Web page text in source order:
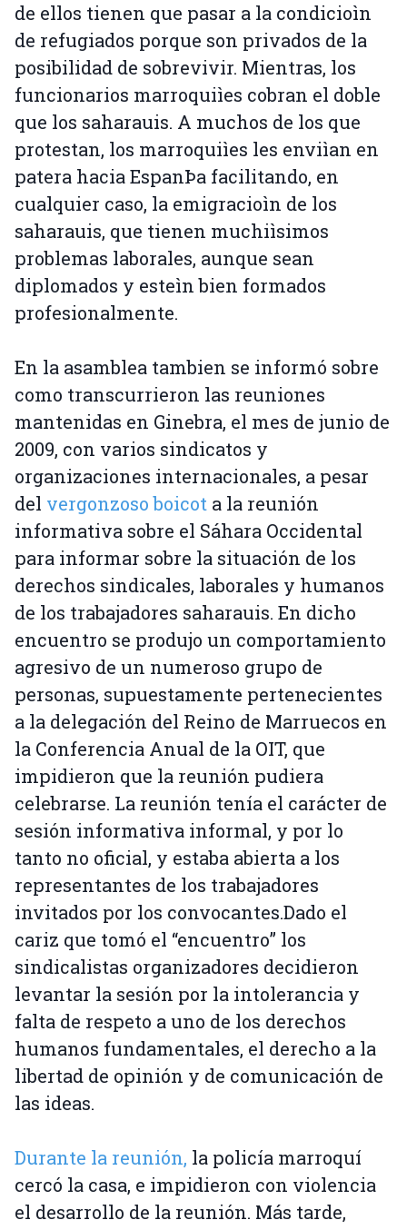
de ellos tienen que pasar a la condicioìn
de refugiados porque son privados de la
posibilidad de sobrevivir. Mientras, los
funcionarios marroquiìes cobran el doble
que los saharauis. A muchos de los que
protestan, los marroquiìes les enviìan en
patera hacia EspanÞa facilitando, en
cualquier caso, la emigracioìn de los
saharauis, que tienen muchiìsimos
problemas laborales, aunque sean
diplomados y esteìn bien formados
profesionalmente.
En la asamblea tambien se informó sobre
como transcurrieron las reuniones
mantenidas en Ginebra, el mes de junio de
2009, con varios sindicatos y
organizaciones internacionales, a pesar
del vergonzoso boicot a la reunión
informativa sobre el Sáhara Occidental
para informar sobre la situación de los
derechos sindicales, laborales y humanos
de los trabajadores saharauis. En dicho
encuentro se produjo un comportamiento
agresivo de un numeroso grupo de
personas, supuestamente pertenecientes
a la delegación del Reino de Marruecos en
la Conferencia Anual de la OIT, que
impidieron que la reunión pudiera
celebrarse. La reunión tenía el carácter de
sesión informativa informal, y por lo
tanto no oficial, y estaba abierta a los
representantes de los trabajadores
invitados por los convocantes.Dado el
cariz que tomó el “encuentro” los
sindicalistas organizadores decidieron
levantar la sesión por la intolerancia y
falta de respeto a uno de los derechos
humanos fundamentales, el derecho a la
libertad de opinión y de comunicación de
las ideas.
Durante la reunión, la policía marroquí
cercó la casa, e impidieron con violencia
el desarrollo de la reunión. Más tarde,